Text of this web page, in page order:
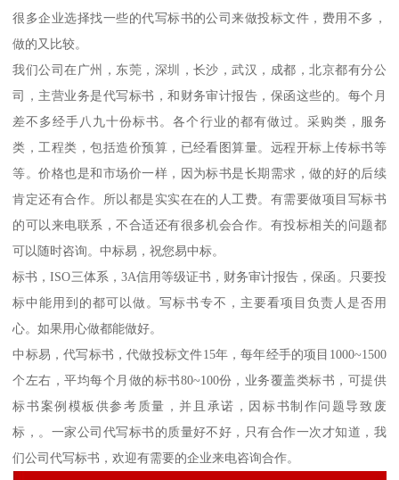
很多企业选择找一些的代写标书的公司来做投标文件，费用不多，
做的又比较。
我们公司在广州，东莞，深圳，长沙，武汉，成都，北京都有分公
司，主营业务是代写标书，和财务审计报告，保函这些的。每个月
差不多经手八九十份标书。各个行业的都有做过。采购类，服务
类，工程类，包括造价预算，已经看图算量。远程开标上传标书等
等。价格也是和市场价一样，因为标书是长期需求，做的好的后续
肯定还有合作。所以都是实实在在的人工费。有需要做项目写标书
的可以来电联系，不合适还有很多机会合作。有投标相关的问题都
可以随时咨询。中标易，祝您易中标。
标书，ISO三体系，3A信用等级证书，财务审计报告，保函。只要投
标中能用到的都可以做。写标书专不，主要看项目负责人是否用
心。如果用心做都能做好。
中标易，代写标书，代做投标文件15年，每年经手的项目1000~1500
个左右，平均每个月做的标书80~100份，业务覆盖类标书，可提供
标书案例模板供参考质量，并且承诺，因标书制作问题导致废
标，。一家公司代写标书的质量好不好，只有合作一次才知道，我
们公司代写标书，欢迎有需要的企业来电咨询合作。